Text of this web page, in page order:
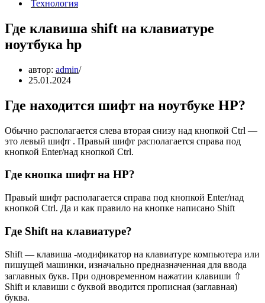
Технология
Где клавиша shift на клавиатуре
ноутбука hp
автор: admin
25.01.2024
Где находится шифт на ноутбуке HP?
Обычно располагается слева вторая снизу над кнопкой Ctrl —
это левый шифт . Правый шифт располагается справа под
кнопкой Enter/над кнопкой Ctrl.
Где кнопка шифт на HP?
Правый шифт располагается справа под кнопкой Enter/над
кнопкой Ctrl. Да и как правило на кнопке написано Shift
Где Shift на клавиатуре?
Shift — клавиша -модификатор на клавиатуре компьютера или
пишущей машинки, изначально предназначенная для ввода
заглавных букв. При одновременном нажатии клавиши ⇧
Shift и клавиши с буквой вводится прописная (заглавная)
буква.